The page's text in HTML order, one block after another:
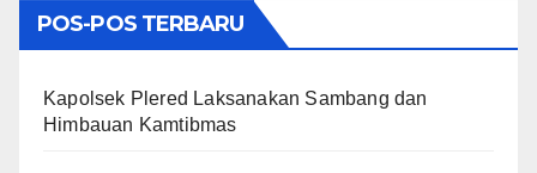
POS-POS TERBARU
Kapolsek Plered Laksanakan Sambang dan
Himbauan Kamtibmas